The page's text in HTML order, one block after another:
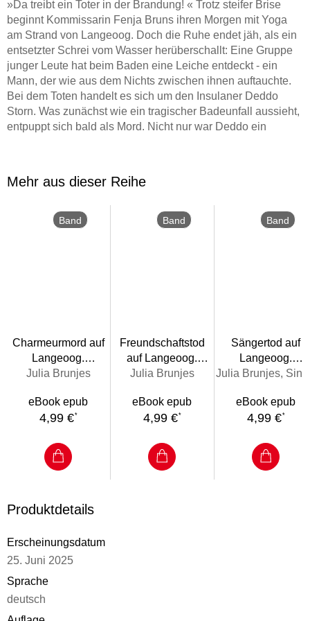
»Da treibt ein Toter in der Brandung! « Trotz steifer Brise
beginnt Kommissarin Fenja Bruns ihren Morgen mit Yoga
am Strand von Langeoog. Doch die Ruhe endet jäh, als ein
entsetzter Schrei vom Wasser herüberschallt: Eine Gruppe
junger Leute hat beim Baden eine Leiche entdeckt - ein
Mann, der wie aus dem Nichts zwischen ihnen auftauchte.
Bei dem Toten handelt es sich um den Insulaner Deddo
Storn. Was zunächst wie ein tragischer Badeunfall aussieht,
entpuppt sich bald als Mord. Nicht nur war Deddo ein
Eifersucht und verletzten Gefühlen. Und dann steckt Fenja
auf einmal selbst mittendrin. Denn bei einem
vielversprechenden Abendessen beginnt ihr charmanter
Mehr aus dieser Reihe
Band
Charmeurmord auf
Langeoog.
Ostfrieslandkrimi -
Langeoog Krimi
Julia Brunjes
eBook epub
4,99 €*
Band
Freundschaftstod
auf Langeoog.
Ostfrieslandkrimi -
Nordseekrimi
Julia Brunjes
eBook epub
4,99 €*
Band
Sängertod auf
Langeoog.
Ostfrieslandkrimi -
Nordseekrimi
eBook epub
4,99 €*
Produktdetails
Erscheinungsdatum
25. Juni 2025
Sprache
deutsch